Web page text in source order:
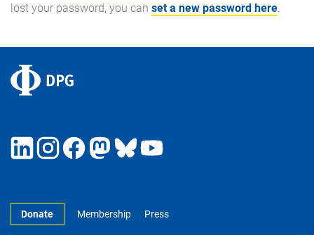
lost your password, you can set a new password here
Donate Membership Press